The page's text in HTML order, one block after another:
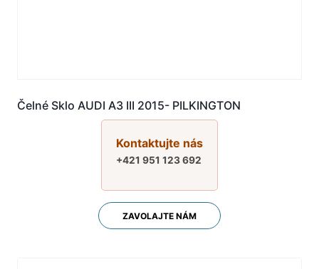
Čelné Sklo AUDI A3 III 2015- PILKINGTON
Kontaktujte nás
+421 951 123 692
ZAVOLAJTE NÁM